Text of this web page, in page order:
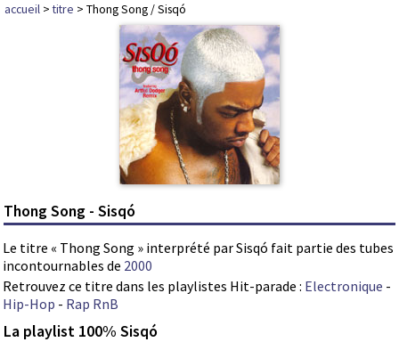
accueil >titre > Thong Song / Sisqó
Thong Song - Sisqó
Le titre « Thong Song » interprété par Sisqó fait partie des tubes
incontournables de 2000
Retrouvez ce titre dans les playlistes Hit-parade : Electronique -
Hip-Hop - Rap RnB
La playlist 100% Sisqó